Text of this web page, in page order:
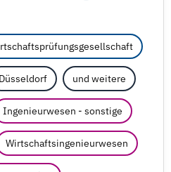
Düsseldorf und weitere
Ingenieurwesen - sonstige
Wirtschaftsingenieurwesen